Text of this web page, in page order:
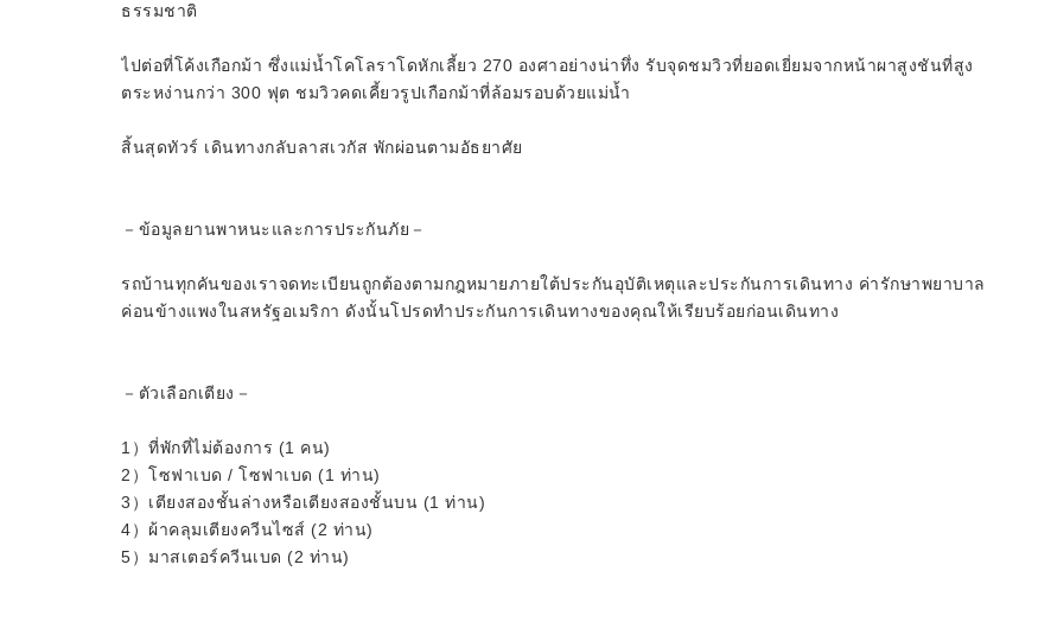
ธรรมชาติ
ไปต่อที่โค้งเกือกม้า ซึ่งแม่น้ำโคโลราโดหักเลี้ยว 270 องศาอย่างน่าทึ่ง รับจุดชมวิวที่ยอดเยี่ยมจากหน้าผาสูงชันที่สูง
ตระหง่านกว่า 300 ฟุต ชมวิวคดเคี้ยวรูปเกือกม้าที่ล้อมรอบด้วยแม่น้ำ
สิ้นสุดทัวร์ เดินทางกลับลาสเวกัส พักผ่อนตามอัธยาศัย
－ข้อมูลยานพาหนะและการประกันภัย－
รถบ้านทุกคันของเราจดทะเบียนถูกต้องตามกฎหมายภายใต้ประกันอุบัติเหตุและประกันการเดินทาง ค่ารักษาพยาบาล
ค่อนข้างแพงในสหรัฐอเมริกา ดังนั้นโปรดทำประกันการเดินทางของคุณให้เรียบร้อยก่อนเดินทาง
－ตัวเลือกเตียง－
1）ที่พักที่ไม่ต้องการ (1 คน)
2）โซฟาเบด / โซฟาเบด (1 ท่าน)
3）เตียงสองชั้นล่างหรือเตียงสองชั้นบน (1 ท่าน)
4）ผ้าคลุมเตียงควีนไซส์ (2 ท่าน)
5）มาสเตอร์ควีนเบด (2 ท่าน)